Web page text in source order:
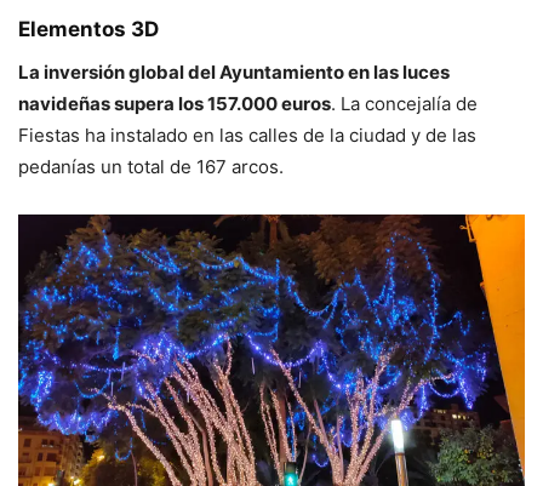
Elementos 3D
La inversión global del Ayuntamiento en las luces
navideñas supera los 157.000 euros. La concejalía de
Fiestas ha instalado en las calles de la ciudad y de las
pedanías un total de 167 arcos.